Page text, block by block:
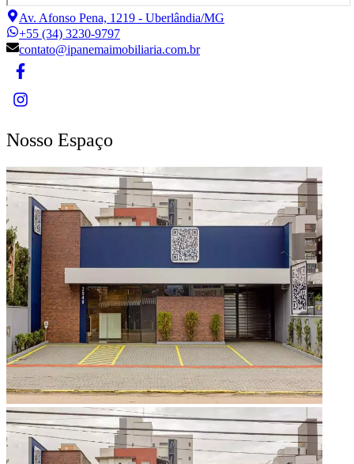
Av. Afonso Pena, 1219 - Uberlândia/MG
+55 (34) 3230-9797
contato@ipanemaimobiliaria.com.br
Nosso Espaço